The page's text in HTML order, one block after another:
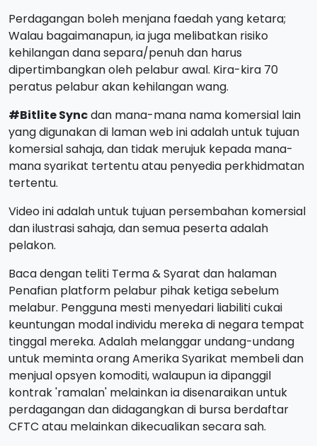
Perdagangan boleh menjana faedah yang ketara;
Walau bagaimanapun, ia juga melibatkan risiko
kehilangan dana separa/penuh dan harus
dipertimbangkan oleh pelabur awal. Kira-kira 70
peratus pelabur akan kehilangan wang.
#Bitlite Syncdan mana-mana nama komersial lain
yang digunakan di laman web ini adalah untuk tujuan
komersial sahaja, dan tidak merujuk kepada mana-
mana syarikat tertentu atau penyedia perkhidmatan
tertentu.
Video ini adalah untuk tujuan persembahan komersial
dan ilustrasi sahaja, dan semua peserta adalah
pelakon.
Baca dengan teliti Terma & Syarat dan halaman
Penafian platform pelabur pihak ketiga sebelum
melabur. Pengguna mesti menyedari liabiliti cukai
keuntungan modal individu mereka di negara tempat
tinggal mereka. Adalah melanggar undang-undang
untuk meminta orang Amerika Syarikat membeli dan
menjual opsyen komoditi, walaupun ia dipanggil
kontrak 'ramalan' melainkan ia disenaraikan untuk
perdagangan dan didagangkan di bursa berdaftar
CFTC atau melainkan dikecualikan secara sah.